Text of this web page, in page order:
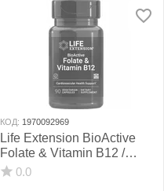
КОД: 1970092969
Life Extension BioActive
Folate & Vitamin B12 /
Фолат (5-MTHF) і вітамін
0.0